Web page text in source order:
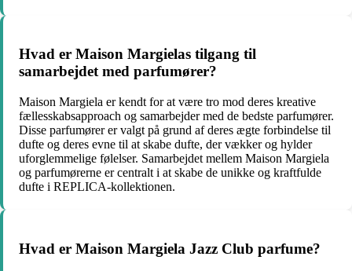
Hvad er Maison Margielas tilgang til
samarbejdet med parfumører?
Maison Margiela er kendt for at være tro mod deres kreative
fællesskabsapproach og samarbejder med de bedste parfumører.
Disse parfumører er valgt på grund af deres ægte forbindelse til
dufte og deres evne til at skabe dufte, der vækker og hylder
uforglemmelige følelser. Samarbejdet mellem Maison Margiela
og parfumørerne er centralt i at skabe de unikke og kraftfulde
dufte i REPLICA-kollektionen.
Hvad er Maison Margiela Jazz Club parfume?